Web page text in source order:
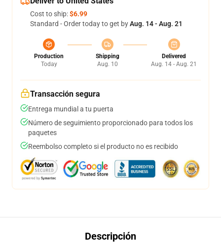
Cost to ship:$6.99
Standard - Order today to get byAug. 14 - Aug. 21
Production
Today
Shipping
Aug. 10
Delivered
Aug. 14 - Aug. 21
Transacción segura
Entrega mundial a tu puerta
Número de seguimiento proporcionado para todos los
paquetes
Reembolso completo si el producto no es recibido
Descripción